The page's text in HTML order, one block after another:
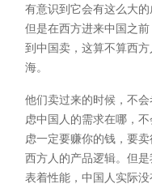
有意识到它会有这么大
但是在西方进来中国之
到中国卖，这算不算西
海。
他们卖过来的时候，不
虑中国人的需求在哪，
虑一定要赚你的钱，要
西方人的产品逻辑。但
表着性能，中国人实际